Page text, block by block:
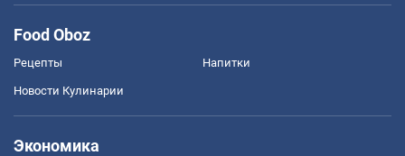
Food Oboz
Рецепты Напитки
Новости Кулинарии
Экономика